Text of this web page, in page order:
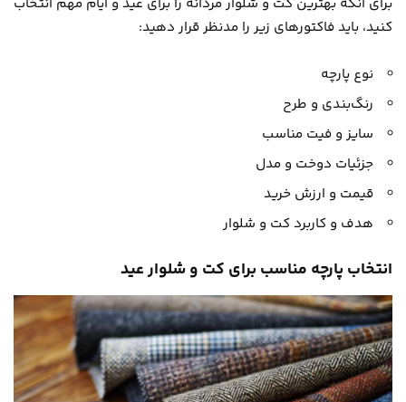
برای آنکه بهترین کت و شلوار مردانه را برای عید و ایام مهم انتخاب
کنید، باید فاکتورهای زیر را مدنظر قرار دهید:
نوع پارچه
رنگ‌بندی و طرح
سایز و فیت مناسب
جزئیات دوخت و مدل
قیمت و ارزش خرید
هدف و کاربرد کت و شلوار
انتخاب پارچه مناسب برای کت و شلوار عید